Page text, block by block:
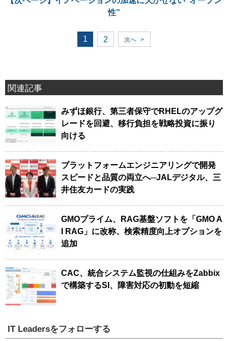
性”
1 2 次へ >
関連記事
みずほ銀行、第三者保守でRHELのアップグ
レードを回避、移行負担を戦略投資に振り
向ける
プラットフォームエンジニアリングで開発
スピードと品質の両立へ─JALデジタル、三
井住友カードの実践
GMOプライム、RAG基盤ソフトを「GMO A
I RAG」に改称、検索精度向上オプションを
追加
CAC、統合システム監視の仕組みをZabbix
で構築するSI、障害対応の初動を短縮
IT Leadersをフォローする